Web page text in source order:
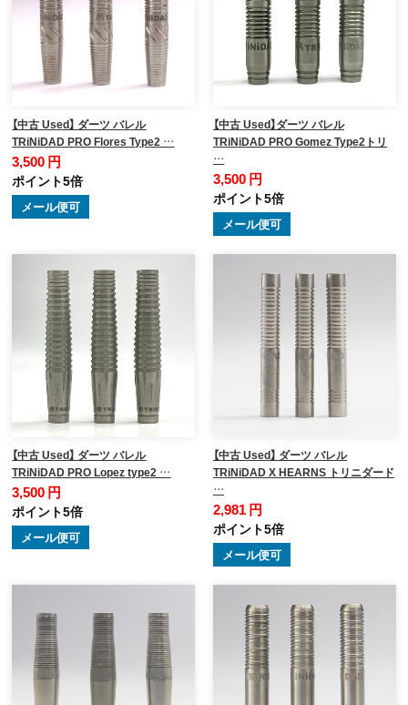
【中古 Used】 ダーツ バレル
TRiNiDAD PRO Flores Type2 …
3,500 円
ポイント5倍
メール便可
【中古 Used】ダーツ バレル
TRiNiDAD PRO Gomez Type2トリ
…
3,500 円
ポイント5倍
メール便可
【中古 Used】 ダーツ バレル
TRiNiDAD PRO Lopez type2 …
3,500 円
ポイント5倍
メール便可
【中古 Used】 ダーツ バレル
TRiNiDAD X HEARNS トリニダード
…
2,981 円
ポイント5倍
メール便可